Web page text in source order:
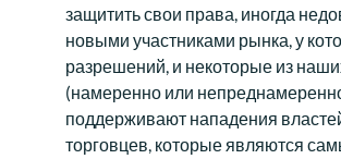
защитить свои права, иногда
новыми участниками рынка, у
разрешений, и некоторые из
(намеренно или
поддерживают нападения
торговцев, которые являются